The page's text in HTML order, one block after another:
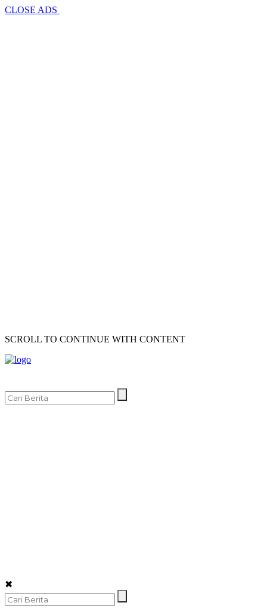
CLOSE ADS
SCROLL TO CONTINUE WITH CONTENT
✖